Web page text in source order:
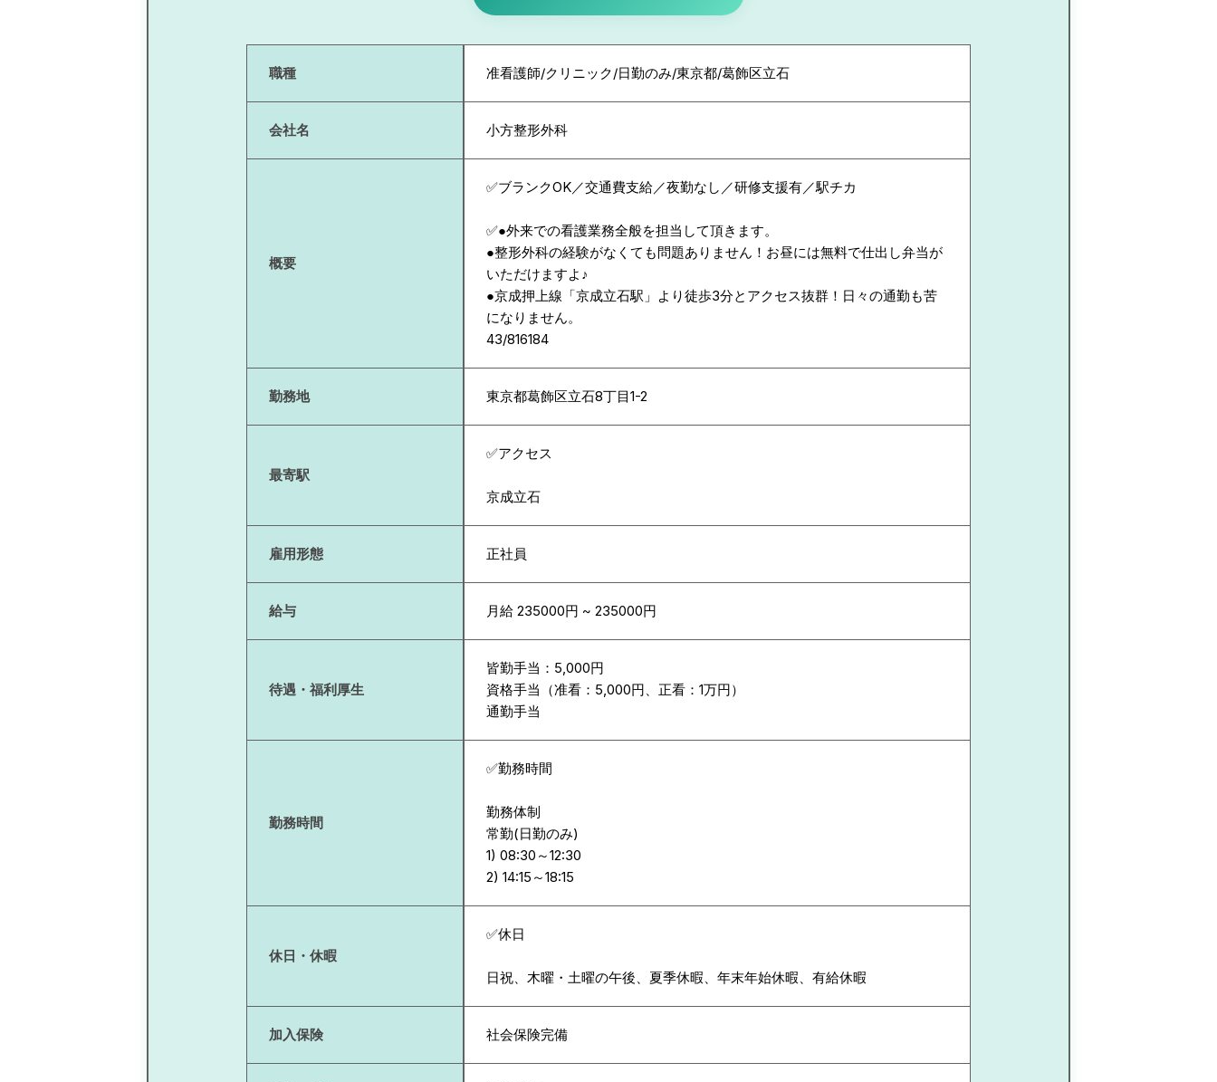
職種 准看護師/クリニック/日勤のみ/東京都/葛飾区立石
会社名 小方整形外科
概要
✅ブランクOK／交通費支給／夜勤なし／研修支援有／駅チカ
✅●外来での看護業務全般を担当して頂きます。
●整形外科の経験がなくても問題ありません！お昼には無料で仕出し弁当が
いただけますよ♪
●京成押上線「京成立石駅」より徒歩3分とアクセス抜群！日々の通勤も苦
になりません。
43/816184
勤務地 東京都葛飾区立石8丁目1-2
最寄駅
✅アクセス
京成立石
雇用形態 正社員
給与 月給 235000円 ~ 235000円
待遇・福利厚生
皆勤手当：5,000円
資格手当（准看：5,000円、正看：1万円）
通勤手当
勤務時間
✅勤務時間
勤務体制
常勤(日勤のみ)
1) 08:30～12:30
休日・休暇
✅休日
日祝、木曜・土曜の午後、夏季休暇、年末年始休暇、有給休暇
加入保険 社会保険完備